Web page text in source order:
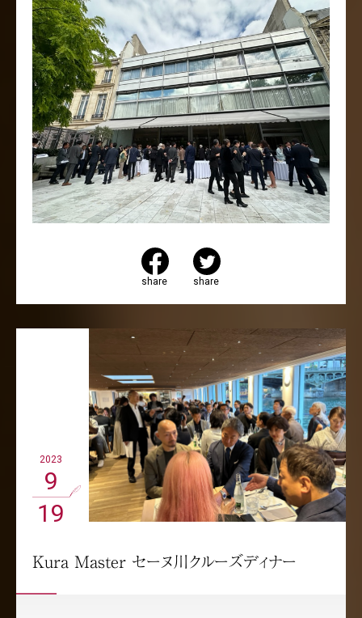
share share
2023
9
19
Kura Master セーヌ川クルーズディナー